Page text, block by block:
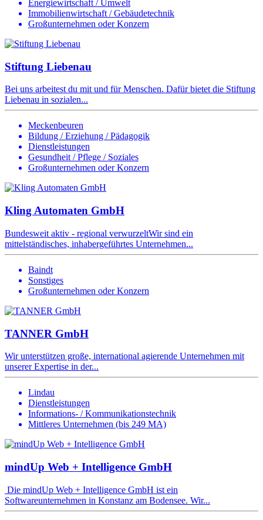
Energiewirtschaft / Umwelt
Immobilienwirtschaft / Gebäudetechnik
Großunternehmen oder Konzern
Stiftung Liebenau
Bei uns arbeitest du mit und für Menschen. Dafür bietet die Stiftung
Liebenau in sozialen...
Meckenbeuren
Bildung / Erziehung / Pädagogik
Dienstleistungen
Gesundheit / Pflege / Soziales
Großunternehmen oder Konzern
Kling Automaten GmbH
Bundesweit aktiv - regional verwurzeltWir sind ein
mittelständisches, inhabergeführtes Unternehmen...
Baindt
Sonstiges
Großunternehmen oder Konzern
TANNER GmbH
Wir unterstützen große, international agierende Unternehmen mit
unserer Expertise in der...
Lindau
Dienstleistungen
Informations- / Kommunikationstechnik
Mittleres Unternehmen (bis 249 MA)
mindUp Web + Intelligence GmbH
Die mindUp Web + Intelligence GmbH ist ein
Softwareunternehmen in Konstanz am Bodensee. Wir...